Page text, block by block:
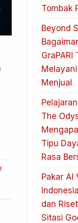
Tombak
Beyond
GraPARI
Menjual
The
Tipu
Rasa
Pakar AI
dan
Sitasi